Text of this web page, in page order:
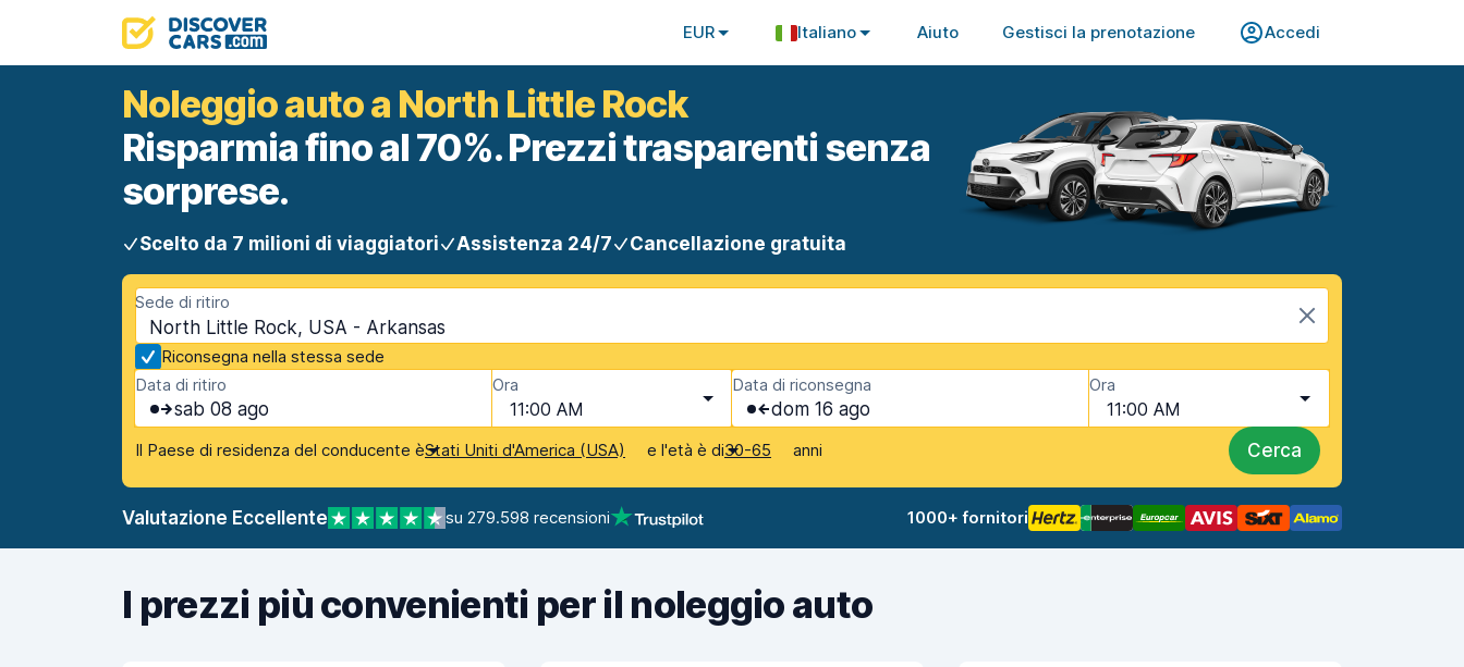
EUR Italiano Aiuto Gestisci la prenotazione Accedi
Noleggio auto a North Little Rock
Risparmia fino al 70%. Prezzi trasparenti senza
sorprese.
Scelto da 7 milioni di viaggiatori Assistenza 24/7 Cancellazione gratuita
Sede di ritiro
North Little Rock, USA - Arkansas
Riconsegna nella stessa sede
Data di ritiro
sab 08 ago
Ora
11:00 AM
Data di riconsegna
dom 16 ago
Ora
11:00 AM
Il Paese di residenza del conducente èStati Uniti d'America (USA) e l'età è di30-65 anni Cerca
Valutazione Eccellente su 279.598 recensioni 1000+ fornitori
I prezzi più convenienti per il noleggio auto